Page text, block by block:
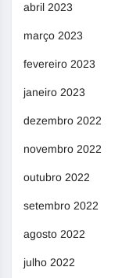
abril 2023
março 2023
fevereiro 2023
janeiro 2023
dezembro 2022
novembro 2022
outubro 2022
setembro 2022
agosto 2022
julho 2022